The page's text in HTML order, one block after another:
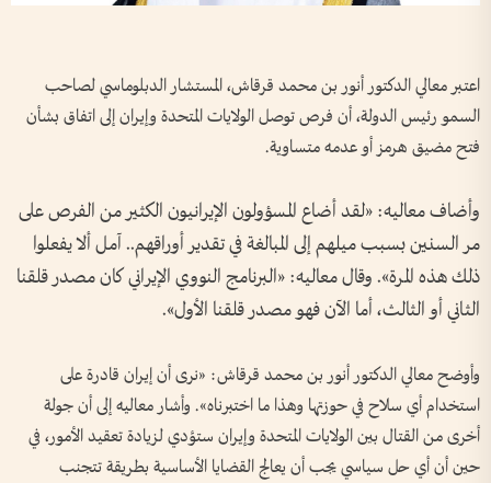
اعتبر معالي الدكتور أنور بن محمد قرقاش، المستشار الدبلوماسي لصاحب
السمو رئيس الدولة، أن فرص توصل الولايات المتحدة وإيران إلى اتفاق بشأن
فتح مضيق هرمز أو عدمه متساوية.
وأضاف معاليه: «لقد أضاع المسؤولون الإيرانيون الكثير من الفرص على
مر السنين بسبب ميلهم إلى المبالغة في تقدير أوراقهم.. آمل ألا يفعلوا
ذلك هذه المرة». وقال معاليه: «البرنامج النووي الإيراني كان مصدر قلقنا
الثاني أو الثالث، أما الآن فهو مصدر قلقنا الأول».
وأوضح معالي الدكتور أنور بن محمد قرقاش: «نرى أن إيران قادرة على
استخدام أي سلاح في حوزتها وهذا ما اختبرناه». وأشار معاليه إلى أن جولة
أخرى من القتال بين الولايات المتحدة وإيران ستؤدي لزيادة تعقيد الأمور، ⁠في
حين أن أي حل ⁠سياسي يجب ⁠أن يعالج القضايا ⁠الأساسية ​بطريقة تتجنب